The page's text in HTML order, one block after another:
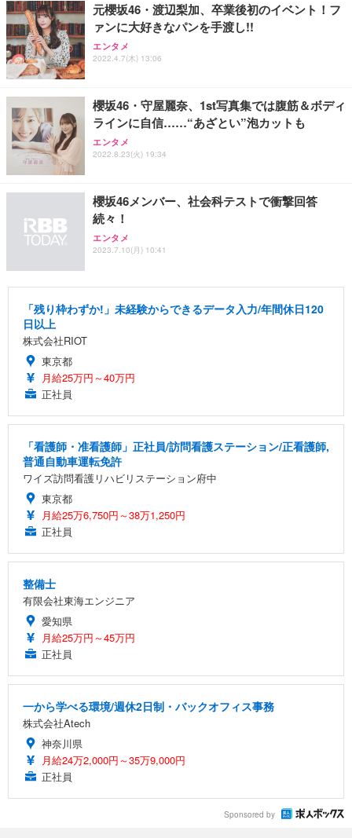
元櫻坂46・渡辺梨加、卒業後初のイベント！フ
ァンに大好きなパンを手渡し!!
エンタメ
2022.4.7(木) 13:06
櫻坂46・守屋麗奈、1st写真集では腹筋＆ボディ
ラインに自信……“あざとい”泡カットも
エンタメ
2022.8.23(火) 19:34
櫻坂46メンバー、社会科テストで衝撃回答
続々！
エンタメ
2023.7.10(月) 10:41
「残り枠わずか!」未経験からできるデータ入力/年間休日120
日以上
株式会社RIOT
東京都
月給25万円～40万円
正社員
「看護師・准看護師」正社員/訪問看護ステーション/正看護師,
普通自動車運転免許
ワイズ訪問看護リハビリステーション府中
東京都
月給25万6,750円～38万1,250円
正社員
整備士
有限会社東海エンジニア
愛知県
月給25万円～45万円
正社員
一から学べる環境/週休2日制・バックオフィス事務
株式会社Atech
神奈川県
月給24万2,000円～35万9,000円
正社員
Sponsored by